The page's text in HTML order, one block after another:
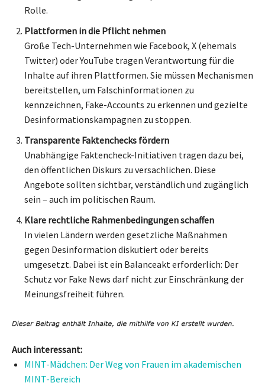
Rolle.
Plattformen in die Pflicht nehmen
Große Tech-Unternehmen wie Facebook, X (ehemals
Twitter) oder YouTube tragen Verantwortung für die
Inhalte auf ihren Plattformen. Sie müssen Mechanismen
bereitstellen, um Falschinformationen zu
kennzeichnen, Fake-Accounts zu erkennen und gezielte
Desinformationskampagnen zu stoppen.
Transparente Faktenchecks fördern
Unabhängige Faktencheck-Initiativen tragen dazu bei,
den öffentlichen Diskurs zu versachlichen. Diese
Angebote sollten sichtbar, verständlich und zugänglich
sein – auch im politischen Raum.
Klare rechtliche Rahmenbedingungen schaffen
In vielen Ländern werden gesetzliche Maßnahmen
gegen Desinformation diskutiert oder bereits
umgesetzt. Dabei ist ein Balanceakt erforderlich: Der
Schutz vor Fake News darf nicht zur Einschränkung der
Meinungsfreiheit führen.
Auch interessant:
MINT-Mädchen: Der Weg von Frauen im akademischen
MINT-Bereich